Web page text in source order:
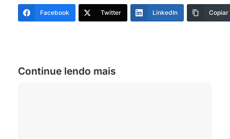
Facebook Twitter LinkedIn Copiar
Continue lendo mais